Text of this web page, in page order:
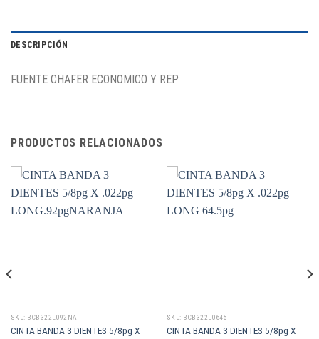
DESCRIPCIÓN
FUENTE CHAFER ECONOMICO Y REP
PRODUCTOS RELACIONADOS
SKU: BCB322L092NA
CINTA BANDA 3 DIENTES 5/8pg X
SKU: BCB322L0645
CINTA BANDA 3 DIENTES 5/8pg X